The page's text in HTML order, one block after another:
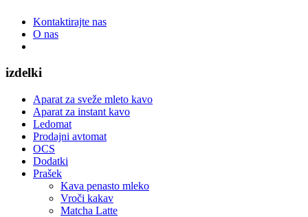
Kontaktirajte nas
O nas
izdelki
Aparat za sveže mleto kavo
Aparat za instant kavo
Ledomat
Prodajni avtomat
OCS
Dodatki
Prašek
Kava penasto mleko
Vroči kakav
Matcha Latte